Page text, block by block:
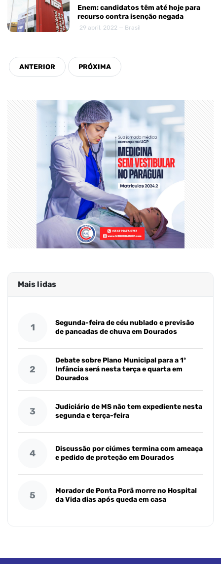
Enem: candidatos têm até hoje para
recurso contra isenção negada
29 abril, 2022 — Brasil
Mais lidas
1
Segunda-feira de céu nublado e previsão
de pancadas de chuva em Dourados
2
Debate sobre Plano Municipal para a 1ª
Infância será nesta terça e quarta em
Dourados
3
Judiciário de MS não tem expediente nesta
segunda e terça-feira
4
Discussão por ciúmes termina com ameaça
e pedido de proteção em Dourados
5
Morador de Ponta Porã morre no Hospital
da Vida dias após queda em casa